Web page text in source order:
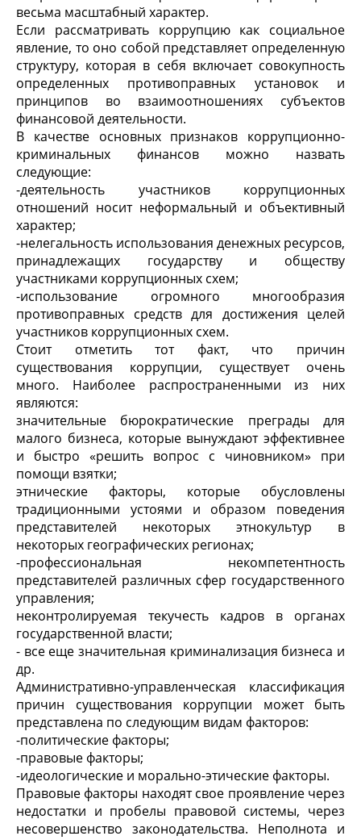
весьма масштабный характер.
Если рассматривать коррупцию как социальное
явление, то оно собой представляет определенную
структуру, которая в себя включает совокупность
определенных противоправных установок и
принципов во взаимоотношениях субъектов
финансовой деятельности.
В качестве основных признаков коррупционно-
криминальных финансов можно назвать
следующие:
-деятельность участников коррупционных
отношений носит неформальный и объективный
характер;
-нелегальность использования денежных ресурсов,
принадлежащих государству и обществу
участниками коррупционных схем;
-использование огромного многообразия
противоправных средств для достижения целей
участников коррупционных схем.
Стоит отметить тот факт, что причин
существования коррупции, существует очень
много. Наиболее распространенными из них
являются:
значительные бюрократические преграды для
малого бизнеса, которые вынуждают эффективнее
и быстро «решить вопрос с чиновником» при
помощи взятки;
этнические факторы, которые обусловлены
традиционными устоями и образом поведения
представителей некоторых этнокультур в
некоторых географических регионах;
-профессиональная некомпетентность
представителей различных сфер государственного
управления;
неконтролируемая текучесть кадров в органах
государственной власти;
- все еще значительная криминализация бизнеса и
др.
Административно-управленческая классификация
причин существования коррупции может быть
представлена по следующим видам факторов:
-политические факторы;
-правовые факторы;
-идеологические и морально-этические факторы.
Правовые факторы находят свое проявление через
недостатки и пробелы правовой системы, через
несовершенство законодательства. Неполнота и